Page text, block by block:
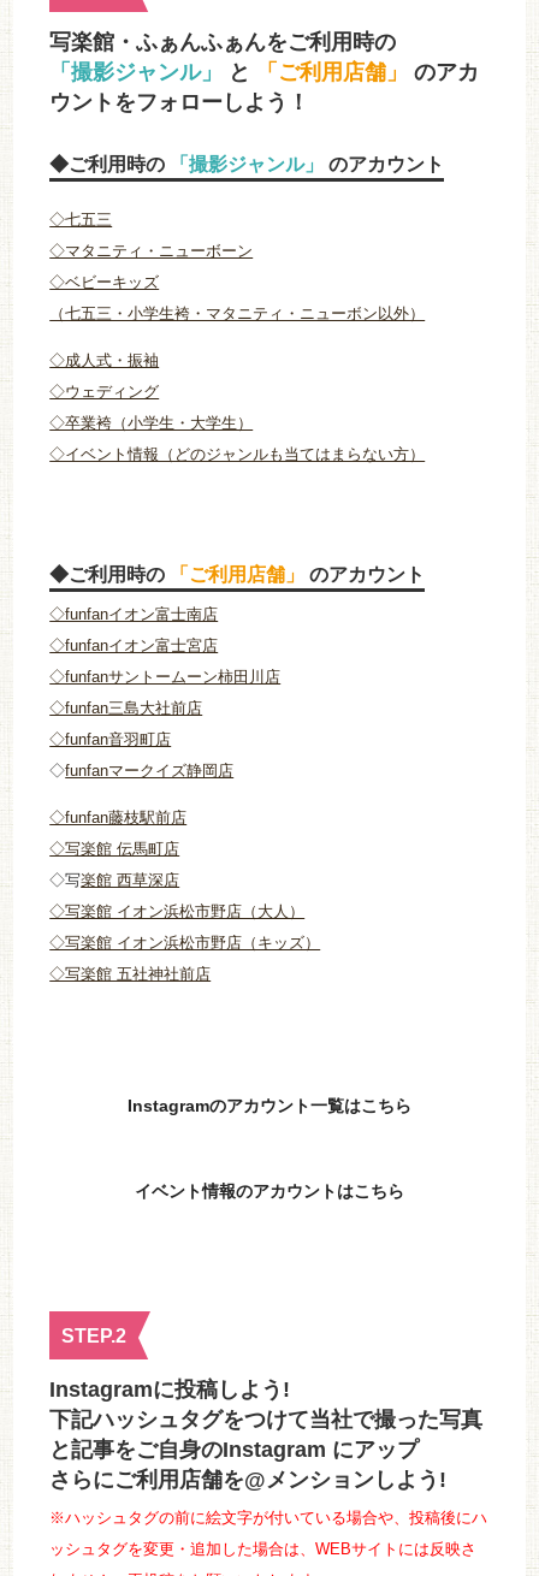
写楽館・ふぁんふぁんをご利用時の
「撮影ジャンル」
と 「ご利用店舗」
のアカ
ウントをフォローしよう！
◆ご利用時の 「撮影ジャンル」 のアカウント
◇七五三
◇マタニティ・ニューボーン
◇ベビーキッズ
（七五三・小学生袴・マタニティ・ニューボン以外）
◇成人式・振袖
◇ウェディング
◇卒業袴（小学生・大学生）
◇イベント情報（どのジャンルも当てはまらない方）
◆ご利用時の 「ご利用店舗」 のアカウント
◇funfanイオン富士南店
◇funfanイオン富士宮店
◇funfanサントームーン柿田川店
◇funfan三島大社前店
◇funfan音羽町店
◇funfanマークイズ静岡店
◇funfan藤枝駅前店
◇写楽館 伝馬町店
◇写楽館 西草深店
◇写楽館 イオン浜松市野店（大人）
◇写楽館 イオン浜松市野店（キッズ）
◇写楽館 五社神社前店
Instagramのアカウント一覧はこちら
イベント情報のアカウントはこちら
STEP.2
Instagramに投稿しよう!
下記ハッシュタグをつけて当社で撮った写真
と記事をご自身のInstagram にアップ
さらにご利用店舗を@メンションしよう!
※ハッシュタグの前に絵文字が付いている場合や、投稿後にハ
ッシュタグを変更・追加した場合は、WEBサイトには反映さ